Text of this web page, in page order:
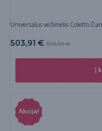
Universalus vežimėlis Coletto
596,53€
503,91 €
Į
Akcija!